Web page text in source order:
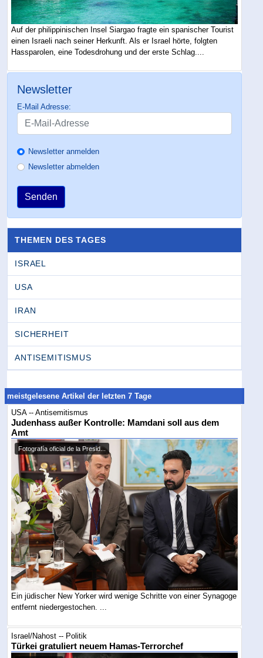
Auf der philippinischen Insel Siargao fragte ein spanischer Tourist
einen Israeli nach seiner Herkunft. Als er Israel hörte, folgten
Hassparolen, eine Todesdrohung und der erste Schlag....
Newsletter
E-Mail Adresse:
Newsletter anmelden
Newsletter abmelden
Senden
THEMEN DES TAGES
ISRAEL
USA
IRAN
SICHERHEIT
ANTISEMITISMUS
meistgelesene Artikel der letzten 7 Tage
USA -- Antisemitismus
Judenhass außer Kontrolle: Mamdani soll aus dem
Amt
Fotografía oficial de la Presid...
Ein jüdischer New Yorker wird wenige Schritte von einer Synagoge
entfernt niedergestochen. ...
Israel/Nahost -- Politik
Türkei gratuliert neuem Hamas-Terrorchef